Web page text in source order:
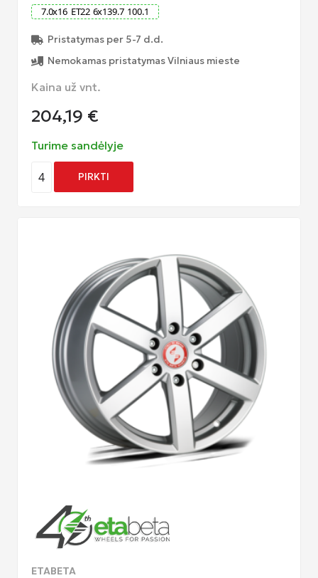
7.0x16 ET22 6x139.7 100.1
Pristatymas per 5-7 d.d.
Nemokamas pristatymas Vilniaus mieste
Kaina už vnt.
204,19 €
Turime sandėlyje
4 PIRKTI
ETABETA